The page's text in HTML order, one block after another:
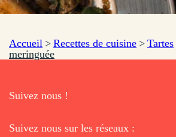
Accueil > Recettes de cuisine > Tartes
meringuée
Suivez nous !
Suivez nous sur les réseaux :